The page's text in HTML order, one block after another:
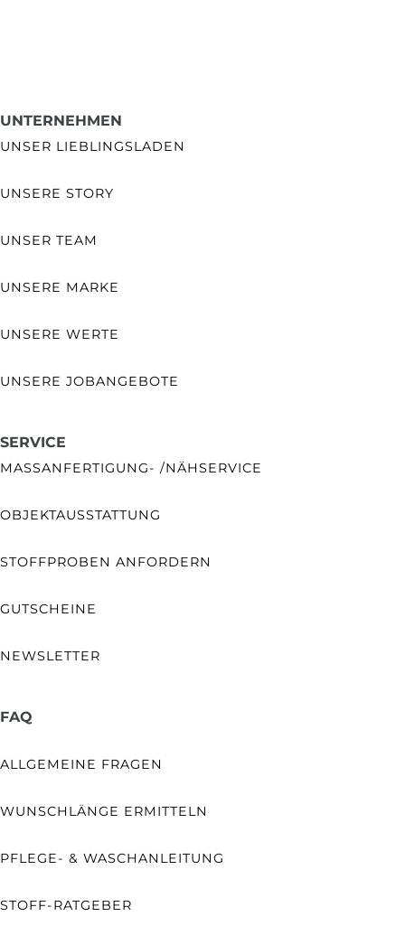
UNTERNEHMEN
UNSER LIEBLINGSLADEN
UNSERE STORY
UNSER TEAM
UNSERE MARKE
UNSERE WERTE
UNSERE JOBANGEBOTE
SERVICE
MASSANFERTIGUNG- /NÄHSERVICE
OBJEKTAUSSTATTUNG
STOFFPROBEN ANFORDERN
GUTSCHEINE
NEWSLETTER
FAQ
ALLGEMEINE FRAGEN
WUNSCHLÄNGE ERMITTELN
PFLEGE- & WASCHANLEITUNG
STOFF-RATGEBER